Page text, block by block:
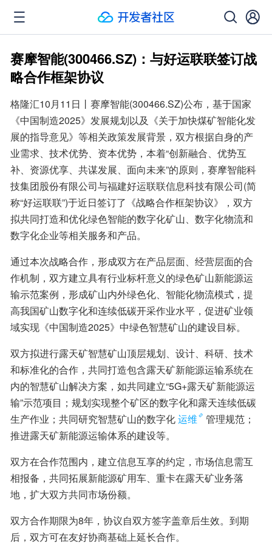
赛摩智能(300466.SZ)：与好运联联签订战
略合作框架协议
格隆汇10月11日丨赛摩智能(300466.SZ)公布，基于国家
《中国制造2025》发展规划以及《关于加快煤矿智能化发
展的指导意见》等相关政策发展背景，双方根据自身的产
业需求、技术优势、资本优势，本着“创新融合、优势互
补、资源优享、共谋发展、面向未来”的原则，赛摩智能科
技集团股份有限公司与福建好运联联信息科技有限公司(简
称“好运联联”)于近日签订了《战略合作框架协议》，双方
拟共同打造和优化绿色智能的数字化矿山、数字化物流和
数字化企业等相关服务和产品。
通过本次战略合作，形成双方在产品层面、经营层面的合
作机制，双方建立具有行业标杆意义的绿色矿山新能源运
输示范案例，形成矿山内外绿色化、智能化物流模式，提
高我国矿山数字化和连续低碳开采作业水平，促进矿业领
域实现《中国制造2025》中绿色智慧矿山的建设目标。
双方拟进行露天矿智慧矿山顶层规划、设计、科研、技术
和标准化的合作，共同打造包含露天矿新能源运输系统在
内的智慧矿山解决方案，如共同建立“5G+露天矿新能源运
输”示范项目；规划实现整个矿区的数字化和露天连续低碳
生产作业；共同研究智慧矿山的数字化运维
管理规范；
推进露天矿新能源运输体系的建设等。
双方在合作范围内，建立信息互享的约定，市场信息需互
相报备，共同拓展新能源矿用车、重卡在露天矿业务落
地，扩大双方共同市场份额。
双方合作期限为8年，协议自双方签字盖章后生效。到期
后，双方可在友好协商基础上延长合作。